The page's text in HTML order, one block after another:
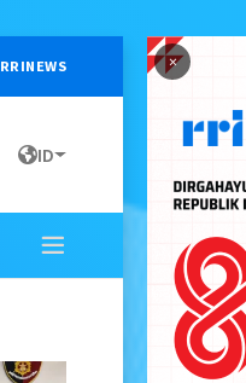
×
RRINEWS
ID